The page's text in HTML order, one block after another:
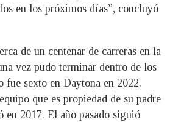
en los próximos días”, concluyó
de un centenar de carreras en la
vez pudo terminar dentro de los
fue sexto en Daytona en 2022.
que es propiedad de su padre
en 2017. El año pasado siguió